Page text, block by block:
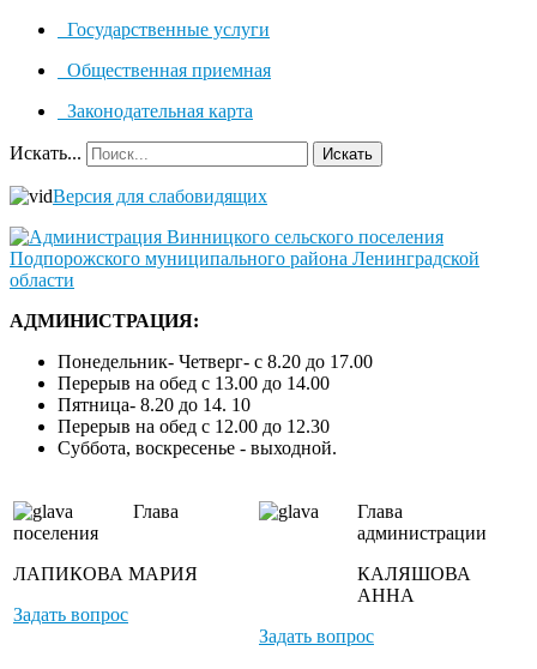
Государственные услуги
Общественная приемная
Законодательная карта
Искать... Искать
Версия для слабовидящих
АДМИНИСТРАЦИЯ:
Понедельник- Четверг- с 8.20 до 17.00
Перерыв на обед с 13.00 до 14.00
Пятница- 8.20 до 14. 10
Перерыв на обед с 12.00 до 12.30
Суббота, воскресенье - выходной.
Глава
поселения
ЛАПИКОВА МАРИЯ
Задать вопрос
Глава
администрации
КАЛЯШОВА
АННА
Задать вопрос